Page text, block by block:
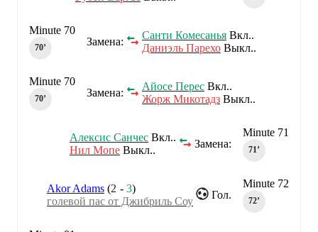
Замена:
Санти Комесанья Вкл..
Даниэль Парехо Выкл..
Minute 70
70‎’‎
Замена:
Айосе Перес Вкл..
Жорж Микотадз Выкл..
Minute 70
70‎’‎
Minute 71
71‎’‎
Замена:
Алексис Санчес Вкл..
Нил Мопе Выкл..
Minute 72
72‎’‎
Гол.
Akor Adams (2 -3)
голевой пас от Джибриль Соу